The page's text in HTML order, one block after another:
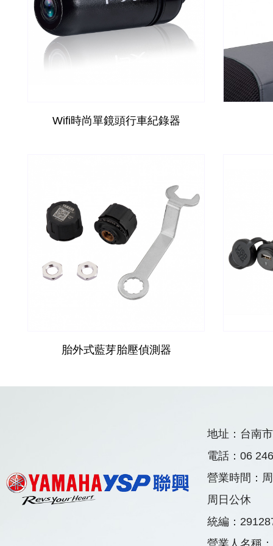
Wifi時尚單鏡頭行車紀錄器
胎外式藍芽胎壓偵測器
地址：台南
電話： 06
營業時間：
周日公休
統編：
營業人名稱